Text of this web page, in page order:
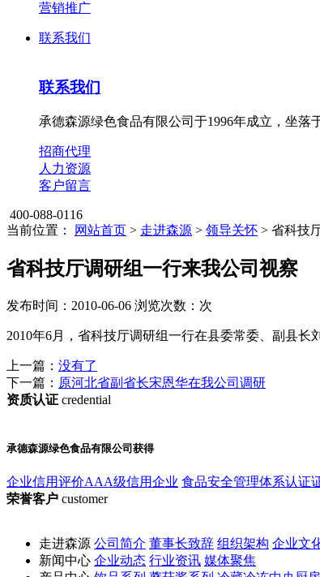
营销推广
联系我们
联系我们
承德森源绿色食品有限公司于1996年成立，坐
招商代理
人力资源
客户留言
400-088-0116
当前位置：
网站首页 > 走进森源 > 领导关怀 > 省科技
省科技厅调研组一行来我公司视察
发布时间：2010-06-06 浏览次数： 次
2010年6月，省科技厅调研组一行在县委常委、副县
上一篇： 没有了
下一篇： 原河北省副省长宋恩华在我公司调研
资质认证 credential
承德森源绿色食品有限公司获得
企业信用评价AAA级信用企业 食品安全管理体系认证
荣誉客户 customer
走进森源 公司简介 董事长致辞 组织架构 企业文
新闻中心 企业动态 行业资讯 媒体聚焦